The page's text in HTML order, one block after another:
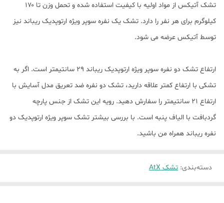
تشک آتیکس از مواد اولیه با کیفیت استفاده شده و تحمل وزن تا ۱۷۰
کیلوگرم برای هر نفر را دارد. تشک یک نفره سوپر ویژه ارتوپدیک ریباند نیز
توسط آتیکس عرضه می شود.
ارتفاع تشک دو نفره سوپر ویژه ارتوپدیک ریباند ۲۹ سانتیمتر است. اگر به
تشکی با ارتفاع کمتر علاقه دارید، تشک دو نفره ضد تعریق مدل آسایش با
ارتفاع ۲۱ سانتیمتر را سفارش دهید. رویه این تشک از جنس پارچه
گردبافت با الیاف پنبه است. با بررسی بیشتر تشک سوپر ویژه ارتوپدیک دو
نفره ریباند همراه من باشید.
دسته‌بندی: تشک AtX